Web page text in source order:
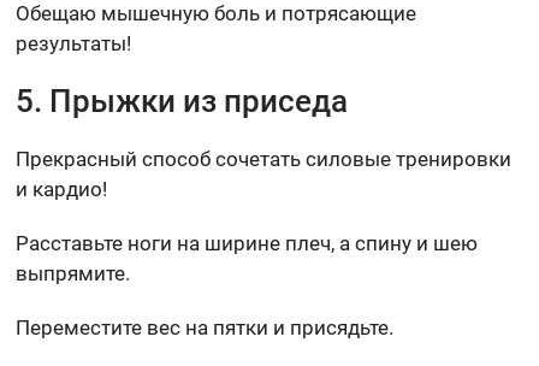
Обещаю мышечную боль и потрясающие
результаты!
5. Прыжки из приседа
Прекрасный способ сочетать силовые тренировки
и кардио!
Расставьте ноги на ширине плеч, а спину и шею
выпрямите.
Переместите вес на пятки и присядьте.